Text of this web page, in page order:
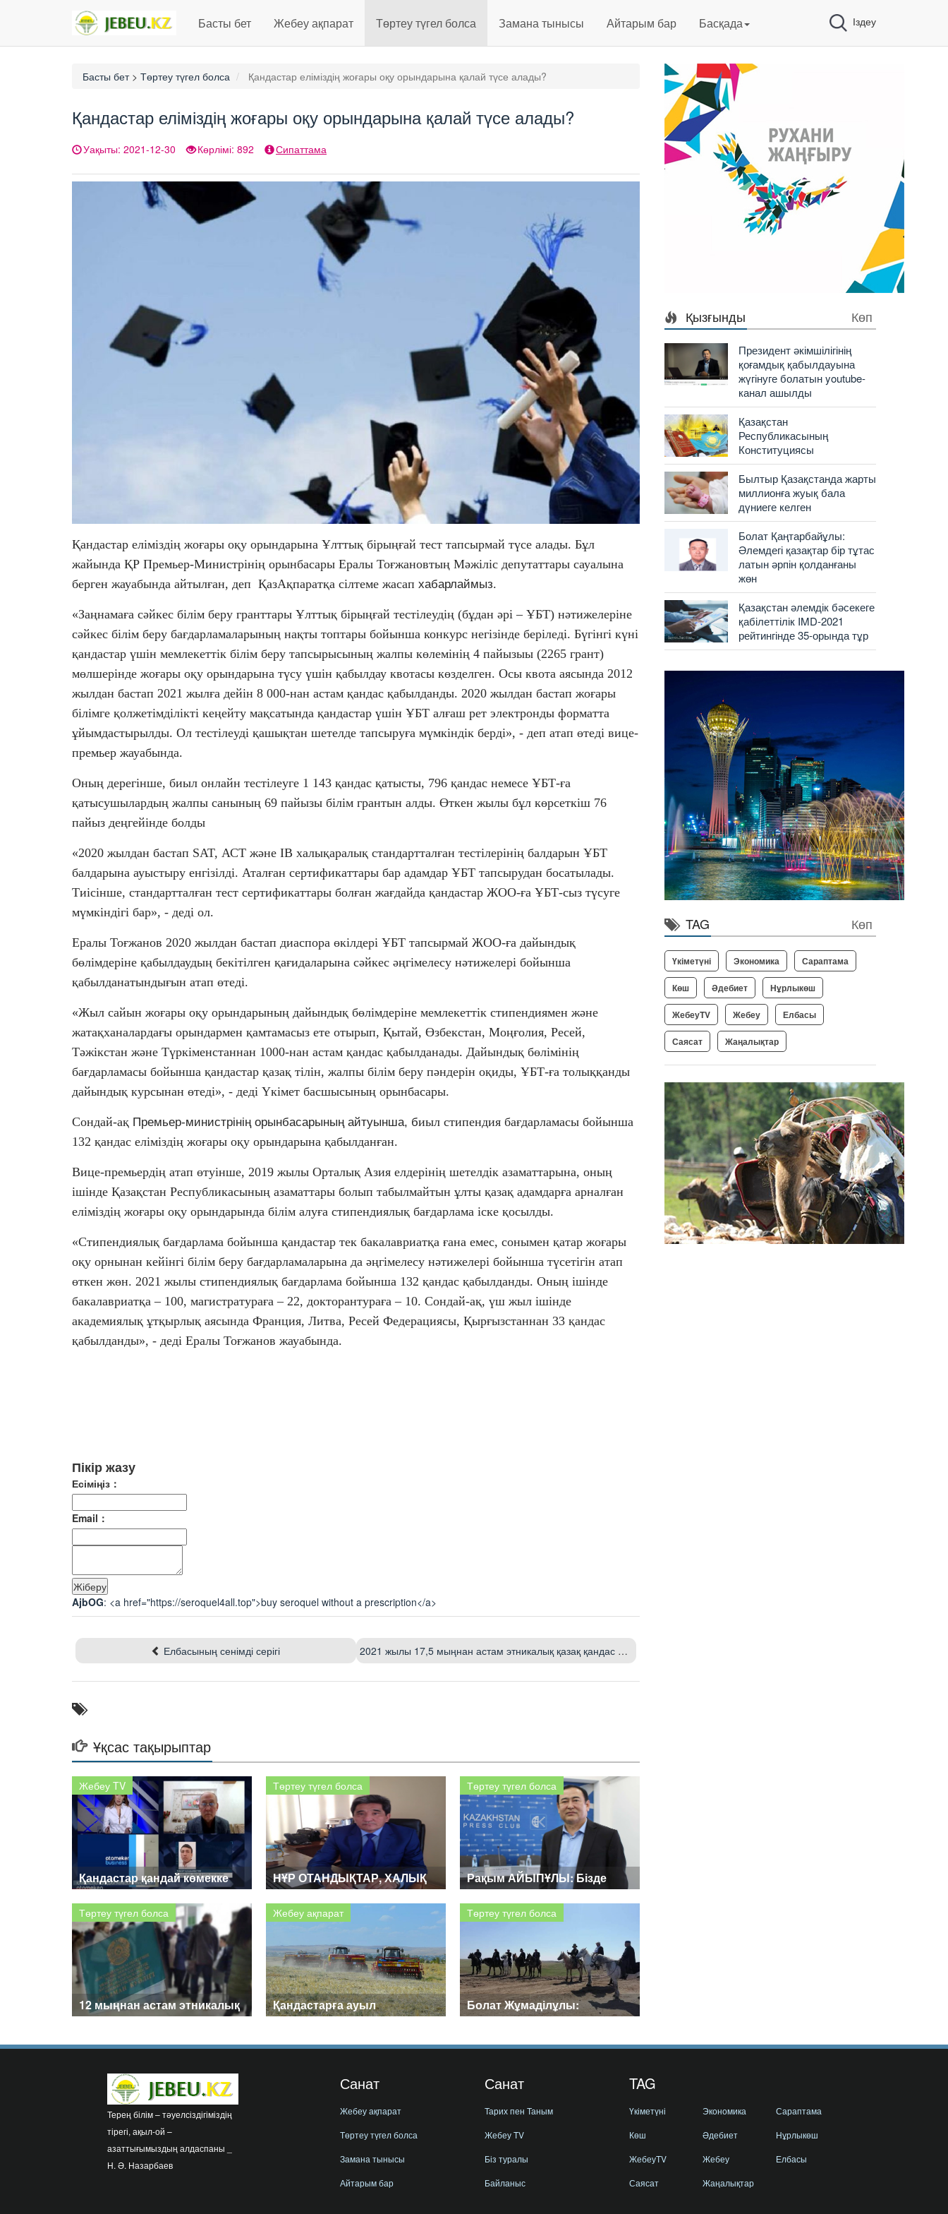
Басты бет Жебеу ақпарат Төртеу түгел болса Замана тынысы Айтарым бар Басқада Іздеу
Басты бет> Төртеу түгел болса Қандастар еліміздің жоғары оқу орындарына қалай түсе алады?
Қандастар еліміздің жоғары оқу орындарына қалай түсе алады?
Уақыты: 2021-12-30 Көрлімі: 892 Сипаттама
Қандастар еліміздің жоғары оқу орындарына Ұлттық бірыңғай тест тапсырмай түсе алады. Бұл
жайында ҚР Премьер-Министрінің орынбасары Ералы Тоғжановтың Мәжіліс депутаттары сауалына
берген жауабында айтылған, деп ҚазАқпаратқа сілтеме жасап хабарлаймыз.
«Заңнамаға сәйкес білім беру гранттары Ұлттық бірыңғай тестілеудің (бұдан әрі – ҰБТ) нәтижелеріне
сәйкес білім беру бағдарламаларының нақты топтары бойынша конкурс негізінде беріледі. Бүгінгі күні
қандастар үшін мемлекеттік білім беру тапсырысының жалпы көлемінің 4 пайызыы (2265 грант)
мөлшерінде жоғары оқу орындарына түсу үшін қабылдау квотасы көзделген. Осы квота аясында 2012
жылдан бастап 2021 жылға дейін 8 000-нан астам қандас қабылданды. 2020 жылдан бастап жоғары
білімге қолжетімділікті кеңейту мақсатында қандастар үшін ҰБТ алғаш рет электронды форматта
ұйымдастырылды. Ол тестілеуді қашықтан шетелде тапсыруға мүмкіндік берді», - деп атап өтеді вице-
премьер жауабында.
Оның дерегінше, биыл онлайн тестілеуге 1 143 қандас қатысты, 796 қандас немесе ҰБТ-ға
қатысушылардың жалпы санының 69 пайызы білім грантын алды. Өткен жылы бұл көрсеткіш 76
пайыз деңгейінде болды
«2020 жылдан бастап SAT, АСТ және IB халықаралық стандартталған тестілерінің балдарын ҰБТ
балдарына ауыстыру енгізілді. Аталған сертификаттары бар адамдар ҰБТ тапсырудан босатылады.
Тиісінше, стандартталған тест сертификаттары болған жағдайда қандастар ЖОО-ға ҰБТ-сыз түсуге
мүмкіндігі бар», - деді ол.
Ералы Тоғжанов 2020 жылдан бастап диаспора өкілдері ҰБТ тапсырмай ЖОО-ға дайындық
бөлімдеріне қабылдаудың бекітілген қағидаларына сәйкес әңгімелесу нәтижелері бойынша
қабылданатындығын атап өтеді.
«Жыл сайын жоғары оқу орындарының дайындық бөлімдеріне мемлекеттік стипендиямен және
жатақханалардағы орындармен қамтамасыз ете отырып, Қытай, Өзбекстан, Моңғолия, Ресей,
Тәжікстан және Түркіменстаннан 1000-нан астам қандас қабылданады. Дайындық бөлімінің
бағдарламасы бойынша қандастар қазақ тілін, жалпы білім беру пәндерін оқиды, ҰБТ-ға толыққанды
дайындық курсынан өтеді», - деді Үкімет басшысының орынбасары.
Сондай-ақ Премьер-министрінің орынбасарының айтуынша, биыл стипендия бағдарламасы бойынша
132 қандас еліміздің жоғары оқу орындарына қабылданған.
Вице-премьердің атап өтуінше, 2019 жылы Орталық Азия елдерінің шетелдік азаматтарына, оның
ішінде Қазақстан Республикасының азаматтары болып табылмайтын ұлты қазақ адамдарға арналған
еліміздің жоғары оқу орындарында білім алуға стипендиялық бағдарлама іске қосылды.
«Стипендиялық бағдарлама бойынша қандастар тек бакалавриатқа ғана емес, сонымен қатар жоғары
оқу орнынан кейінгі білім беру бағдарламаларына да әңгімелесу нәтижелері бойынша түсетігін атап
өткен жөн. 2021 жылы стипендиялық бағдарлама бойынша 132 қандас қабылданды. Оның ішінде
бакалавриатқа – 100, магистратураға – 22, докторантураға – 10. Сондай-ақ, үш жыл ішінде
академиялық ұтқырлық аясында Франция, Литва, Ресей Федерациясы, Қырғызстаннан 33 қандас
қабылданды», - деді Ералы Тоғжанов жауабында.
Пікір жазу
Есіміңіз：
Email：
AjbOG: <a href="https://seroquel4all.top">buy seroquel without a prescription</a>
Елбасының сенімді серігі 2021 жылы 17,5 мыңнан астам этникалық қазақ қандас мәртебесін алды
Ұқсас тақырыптар
Жебеу TV
Қандастар қандай көмекке
мұқтаж?
Төртеу түгел болса
НҰР ОТАНДЫҚТАР, ХАЛЫҚ
ПЕН ҚАНДАСТАРДЫҢ
ПІКІРІМЕН САНАСА БІЛЕЙІК
Төртеу түгел болса
Рақым АЙЫПҰЛЫ: Бізде
қандастарға берілген квота
мөлшері тым аз
Төртеу түгел болса
12 мыңнан астам этникалық
алды
Жебеу ақпарат
Қандастарға ауыл
жер беріледі
Төртеу түгел болса
Болат Жұмаділұлы:
арқасында Ольгино
Қызғынды Көп
Президент әкімшілігінің
қоғамдық қабылдауына
жүгінуге болатын youtube-
канал ашылды
Қазақстан
Республикасының
Конституциясы
Былтыр Қазақстанда жарты
миллионға жуық бала
дүниеге келген
Болат Қаңтарбайұлы:
Әлемдегі қазақтар бір тұтас
латын әрпін қолданғаны
жөн
Қазақстан әлемдік бәсекеге
қабілеттілік IMD-2021
рейтингінде 35-орында тұр
TAG Көп
Үкіметүні Экономика Сараптама
Көш Әдебиет Нұрлыкөш
ЖебеуTV Жебеу Елбасы
Саясат Жаңалықтар
Терең білім – тәуелсіздігіміздің
тірегі, ақыл-ой –
азаттығымыздың алдаспаны _
Н. Ә. Назарбаев
Санат
Жебеу ақпарат
Төртеу түгел болса
Замана тынысы
Айтарым бар
Санат
Тарих пен Таным
Жебеу TV
Біз туралы
Байланыс
TAG
Үкіметүні Экономика
Сараптама
Көш
Әдебиет
Нұрлыкөш
ЖебеуTV
Жебеу
Елбасы
Саясат
Жаңалықтар